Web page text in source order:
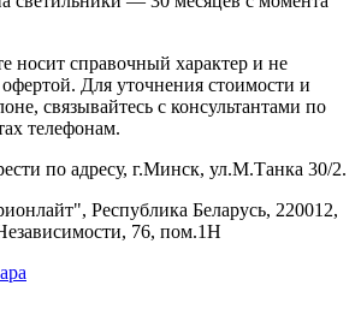
носит справочный характер и не
Для уточнения стоимости и
связывайтесь с консультантами по
телефонам.
по адресу, г.Минск, ул.М.Танка 30/2.
Республика Беларусь, 220012,
76, пом.1Н